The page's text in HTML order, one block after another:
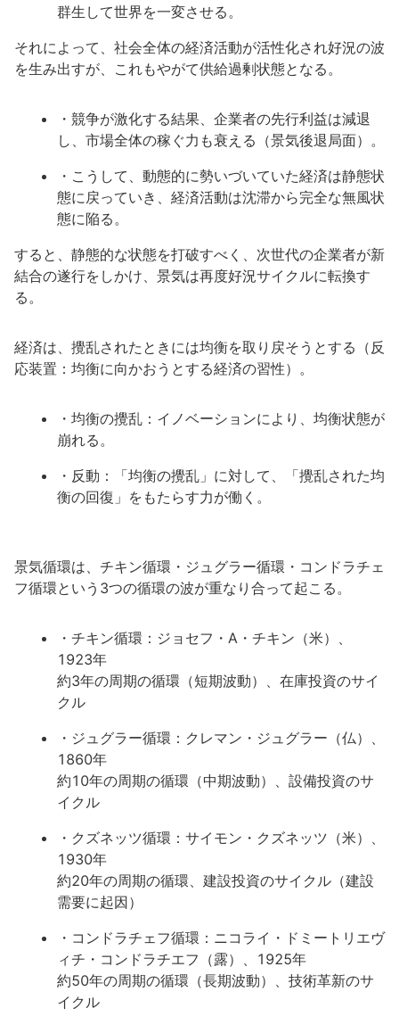
群生して世界を一変させる。
それによって、社会全体の経済活動が活性化され好況の波
を生み出すが、これもやがて供給過剰状態となる。
・競争が激化する結果、企業者の先行利益は減退
し、市場全体の稼ぐ力も衰える（景気後退局面）。
・こうして、動態的に勢いづいていた経済は静態状
態に戻っていき、経済活動は沈滞から完全な無風状
態に陥る。
すると、静態的な状態を打破すべく、次世代の企業者が新
結合の遂行をしかけ、景気は再度好況サイクルに転換す
る。
経済は、攪乱されたときには均衡を取り戻そうとする（反
応装置：均衡に向かおうとする経済の習性）。
・均衡の攪乱：イノベーションにより、均衡状態が
崩れる。
・反動：「均衡の攪乱」に対して、「攪乱された均
衡の回復」をもたらす力が働く。
景気循環は、チキン循環・ジュグラー循環・コンドラチェ
フ循環という3つの循環の波が重なり合って起こる。
・チキン循環：ジョセフ・A・チキン（米）、
1923年
約3年の周期の循環（短期波動）、在庫投資のサイ
クル
・ジュグラー循環：クレマン・ジュグラー（仏）、
1860年
約10年の周期の循環（中期波動）、設備投資のサ
イクル
・クズネッツ循環：サイモン・クズネッツ（米）、
1930年
約20年の周期の循環、建設投資のサイクル（建設
需要に起因）
・コンドラチェフ循環：ニコライ・ドミートリエヴ
ィチ・コンドラチエフ（露）、1925年
約50年の周期の循環（長期波動）、技術革新のサ
イクル